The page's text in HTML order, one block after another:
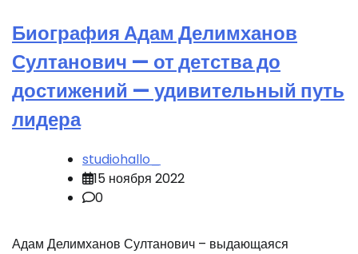
Биография Адам Делимханов
Султанович — от детства до
достижений — удивительный путь
лидера
studiohallo_
15 ноября 2022
0
Адам Делимханов Султанович – выдающаяся